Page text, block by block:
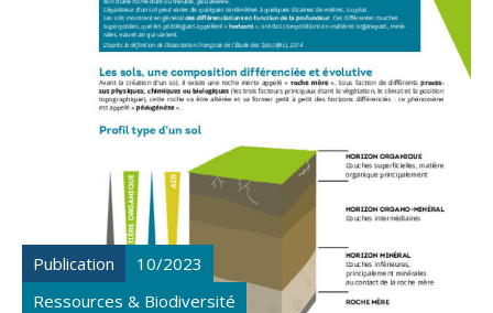
Publication
10/2023
Ressources & Biodiversité